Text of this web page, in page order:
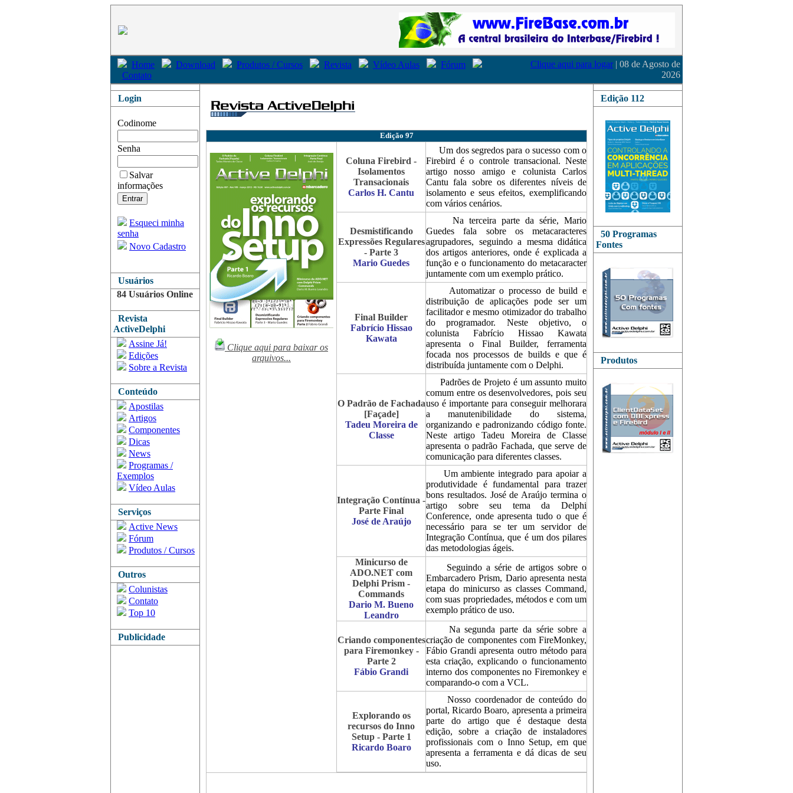
Home Download Produtos / Cursos Revista Vídeo Aulas
Fórum
Contato
Clique aqui para logar | 08 de Agosto de
2026
Login
Codinome
Senha
Salvar
informações
Esqueci minha
senha
Novo Cadastro
Usuários
84 Usuários Online
Revista
ActiveDelphi
Assine Já!
Edições
Sobre a Revista
Conteúdo
Apostilas
Artigos
Componentes
Dicas
News
Programas /
Exemplos
Vídeo Aulas
Serviços
Active News
Fórum
Produtos / Cursos
Outros
Colunistas
Contato
Top 10
Publicidade
Edição 97
Clique aqui para baixar os
arquivos...
Coluna Firebird -
Isolamentos
Transacionais
Carlos H. Cantu
Um dos segredos para o sucesso com o
Firebird é o controle transacional. Neste
artigo nosso amigo e colunista Carlos
Cantu fala sobre os diferentes níveis de
isolamento e seus efeitos, exemplificando
com vários cenários.
Desmistificando
Expressões Regulares
- Parte 3
Mario Guedes
Na terceira parte da série, Mario
Guedes fala sobre os metacaracteres
agrupadores, seguindo a mesma didática
dos artigos anteriores, onde é explicada a
função e o funcionamento do metacaracter
juntamente com um exemplo prático.
Final Builder
Fabrício Hissao
Kawata
Automatizar o processo de build e
distribuição de aplicações pode ser um
facilitador e mesmo otimizador do trabalho
do programador. Neste objetivo, o
colunista Fabrício Hissao Kawata
apresenta o Final Builder, ferramenta
focada nos processos de builds e que é
distribuída juntamente com o Delphi.
O Padrão de Fachada
[Façade]
Tadeu Moreira de
Classe
Padrões de Projeto é um assunto muito
comum entre os desenvolvedores, pois seu
uso é importante para conseguir melhorara
a manutenibilidade do sistema,
organizando e padronizando código fonte.
Neste artigo Tadeu Moreira de Classe
apresenta o padrão Fachada, que serve de
comunicação para diferentes classes.
Integração Contínua -
Parte Final
José de Araújo
Um ambiente integrado para apoiar a
produtividade é fundamental para trazer
bons resultados. José de Araújo termina o
artigo sobre seu tema da Delphi
Conference, onde apresenta tudo o que é
necessário para se ter um servidor de
Integração Contínua, que é um dos pilares
das metodologias ágeis.
Minicurso de
ADO.NET com
Delphi Prism -
Commands
Dario M. Bueno
Leandro
Seguindo a série de artigos sobre o
Embarcadero Prism, Dario apresenta nesta
etapa do minicurso as classes Command,
com suas propriedades, métodos e com um
exemplo prático de uso.
Criando componentes
para Firemonkey -
Parte 2
Fábio Grandi
Na segunda parte da série sobre a
criação de componentes com FireMonkey,
Fábio Grandi apresenta outro método para
esta criação, explicando o funcionamento
interno dos componentes no Firemonkey e
comparando-o com a VCL.
Explorando os
recursos do Inno
Setup - Parte 1
Ricardo Boaro
Nosso coordenador de conteúdo do
portal, Ricardo Boaro, apresenta a primeira
parte do artigo que é destaque desta
edição, sobre a criação de instaladores
profissionais com o Inno Setup, em que
apresenta a ferramenta e dá dicas de seu
uso.
Edição 112
50 Programas
Fontes
Produtos